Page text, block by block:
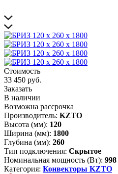
Стоимость
33 450 руб.
Заказать
В наличии
Возможна рассрочка
Производитель: KZTO
Высота (мм): 120
Ширина (мм): 1800
Глубина (мм): 260
Тип подключения: Скрытое
Номинальная мощность (Вт): 998
Категория: Конвекторы KZTO